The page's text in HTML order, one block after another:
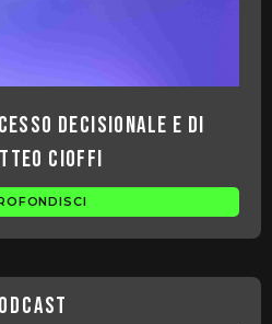
decisionale e di
Cioffi